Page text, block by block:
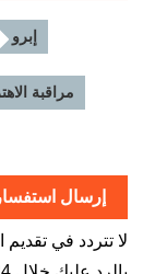
إبرو
مراقبة
إرسال
لا تتردد في